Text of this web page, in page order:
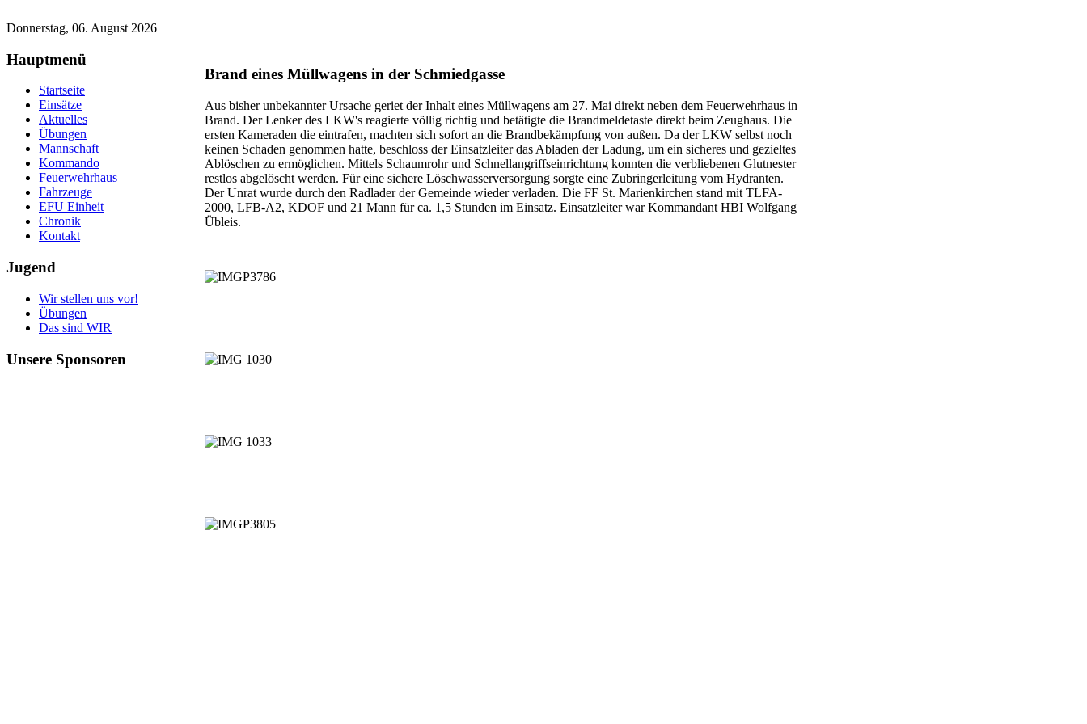
Donnerstag, 06. August 2026
Brand eines Müllwagens in der Schmiedgasse
Aus bisher unbekannter Ursache geriet der Inhalt eines Müllwagens am 27. Mai direkt neben dem Feuerwehrhaus in
Brand. Der Lenker des LKW's reagierte völlig richtig und betätigte die Brandmeldetaste direkt beim Zeughaus. Die
ersten Kameraden die eintrafen, machten sich sofort an die Brandbekämpfung von außen. Da der LKW selbst noch
keinen Schaden genommen hatte, beschloss der Einsatzleiter das Abladen der Ladung, um ein sicheres und gezieltes
Ablöschen zu ermöglichen. Mittels Schaumrohr und Schnellangriffseinrichtung konnten die verbliebenen Glutnester
restlos abgelöscht werden. Für eine sichere Löschwasserversorgung sorgte eine Zubringerleitung vom Hydranten.
Der Unrat wurde durch den Radlader der Gemeinde wieder verladen. Die FF St. Marienkirchen stand mit TLFA-
2000, LFB-A2, KDOF und 21 Mann für ca. 1,5 Stunden im Einsatz. Einsatzleiter war Kommandant HBI Wolfgang
Übleis.
Hauptmenü
Startseite
Einsätze
Aktuelles
Übungen
Mannschaft
Kommando
Feuerwehrhaus
Fahrzeuge
EFU Einheit
Chronik
Kontakt
Jugend
Wir stellen uns vor!
Übungen
Das sind WIR
Unsere Sponsoren